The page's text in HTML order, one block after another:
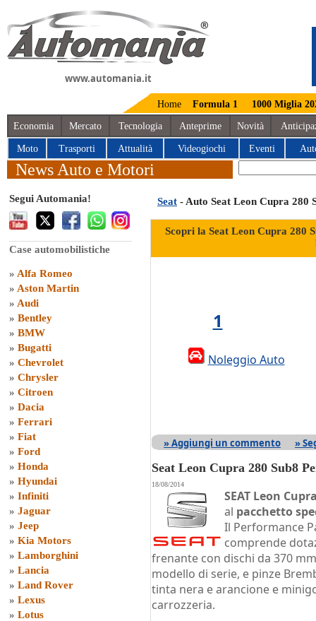
www.automania.it
Home Formula 1 1000 Miglia
Economia Mercato Tecnologia Anteprime Novità
Moto Trasporti Attualità Videogiochi Eventi
News Auto e Motori
Segui Automania!
Case automobilistiche
» Alfa Romeo
» Aston Martin
» Audi
» Bentley
» BMW
» Bugatti
» Chevrolet
» Chrysler
» Citroen
» Dacia
» Ferrari
» Fiat
» Ford
» Honda
» Hyundai
» Infiniti
» Jaguar
» Jeep
» Kia Motors
» Lamborghini
» Lancia
» Land Rover
» Lexus
» Lotus
Seat - Auto Seat Leon Cupra 280
Scopri la Seat Leon Cupra 280
1
Noleggio Auto
» Aggiungi un commento »
Seat Leon Cupra 280 Sub8
18/08/2014
SEAT Leon
al pacchetto
Il Performance
comprende
frenante con dischi da 370
modello di serie, e pinze
tinta nera e arancione e
carrozzeria.